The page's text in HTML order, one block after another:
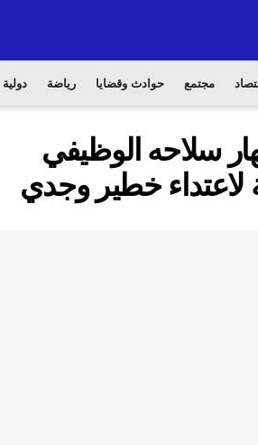
مجتمع حوادث وقضايا رياضة دولية
سلاحه الوظيفي
خطير وجدي